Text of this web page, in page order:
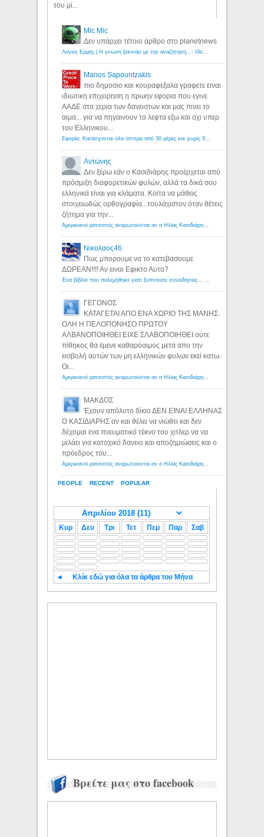
του μί...
PEOPLE RECENT POPULAR
Mic Mic
Δεν υπάρχει τέτοιο άρθρο στο planetnews
Λόγιος Ερμής | Η γνώση ξεκινάει με την αναζήτηση...: Ιδού οι 18 που χρωστούν 11 δις ευρώ!
Manos Sapountzakis
πιο δημοσιο και κουραφεξαλα γραφετε ειναι
ιδιωτικη επιχειρηση η πρωην εφορια που εγινε
ΑΑΔΕ στα χερια των δανειστων και μας πινει το
αιμα... για να πηγαινουν τα λεφτα εξω και οχι υπερ
του Ελληνικου...
Εφορία: Κατάσχονται όλα ύστερα από 30 μέρες και χωρίς δικαστικές αποφάσεις - Λόγιος Ερμής
Αντώνης
Δεν ξέρω εάν ο Κασιδιάρης προέρχεται από
πρόσμιξη διαφορετικών φυλών, αλλά τα δικά σου
ελληνικά είναι για κλάματα. Κοίτα να μάθεις
στοιχειωδώς ορθογραφία...τουλάχιστον όταν θέτεις
ζήτημα για την...
Αμερικανοί ρατσιστές αναρωτιούνται αν ο Ηλίας Κασιδιάρης ανήκει στη λευκή φυλή... - Λόγιος Ερμής
Νικολαος46
Πως μπορουμε να το κατεβασουμε
ΔΩΡΕΑΝ!!!! Αν ειναι Εφικτο Αυτο?
Ένα βιβλίο που πολεμήθηκε γιατί ξυπνούσε συνειδήσεις... - Λόγιος Ερμής | Η γνώση ξεκινάει με την αναζήτηση...
ΓΕΓΟΝΟΣ
ΚΑΤΑΓΕΤΑΙ ΑΠΟ ΕΝΑ ΧΩΡΙΟ ΤΗΣ ΜΑΝΗΣ.
ΟΛΗ Η ΠΕΛΟΠΟΝΗΣΟ ΠΡΩΤΟΥ
ΑΛΒΑΝΟΠΟΙΗΘΕΙ ΕΙΧΕ ΣΛΑΒΟΠΟΙΗΘΕΙ ούτε
πίθηκος θα έμενε καθαρόαιμος μετα απο την
εισβολή αυτών των μη ελληνικών φυλων εκεί κατω.
Οι...
Αμερικανοί ρατσιστές αναρωτιούνται αν ο Ηλίας Κασιδιάρης ανήκει στη λευκή φυλή... - Λόγιος Ερμής
ΜΑΚΔΟΣ
Έχουν απόλυτο δίκιο ΔΕΝ ΕΙΝΑΙ ΕΛΛΗΝΑΣ
Ο ΚΑΣΙΔΙΑΡΗΣ αν και θέλει να νιώθει και δεν
δέχομαι ενα πνευματικό τέκνο του χιτλερ να να
μιλάει για κατοχικό δανειο και αποζημιώσεις και ο
πρόεδρος του...
Αμερικανοί ρατσιστές αναρωτιούνται αν ο Ηλίας Κασιδιάρης ανήκει στη λευκή φυλή... - Λόγιος Ερμής
Κυρ Δευ Τρι Τετ Πεμ Παρ Σαβ
◄ Κλίκ εδώ για όλα τα άρθρα του Μήνα
Βρείτε μας στο facebook